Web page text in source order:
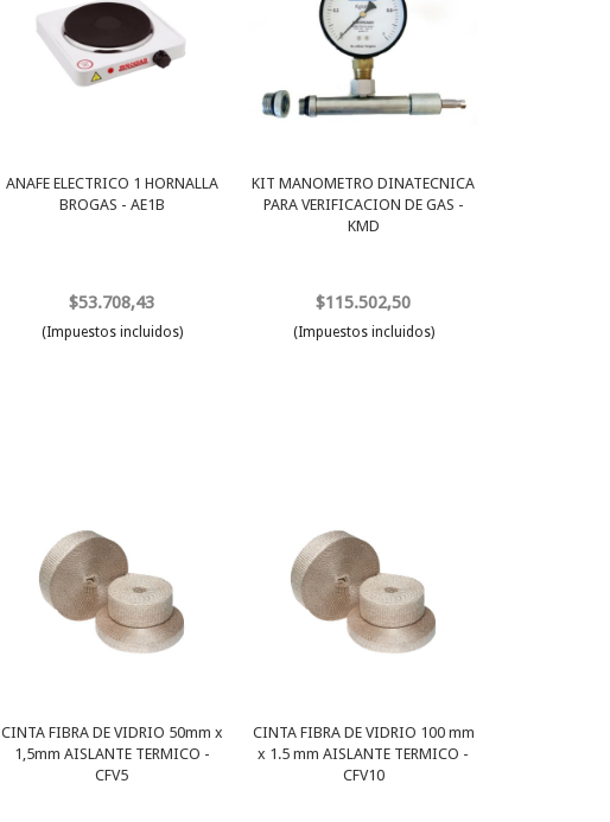
ANAFE ELECTRICO 1 HORNALLA
BROGAS - AE1B
$53.708,43
(Impuestos incluidos)
KIT MANOMETRO DINATECNICA
PARA VERIFICACION DE GAS -
KMD
$115.502,50
(Impuestos incluidos)
CINTA FIBRA DE VIDRIO 50mm x
1,5mm AISLANTE TERMICO -
CFV5
CINTA FIBRA DE VIDRIO 100 mm
x 1.5 mm AISLANTE TERMICO -
CFV10